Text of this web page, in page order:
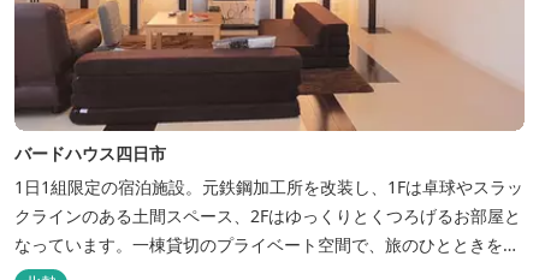
バードハウス四日市
1日1組限定の宿泊施設。元鉄鋼加工所を改装し、1Fは卓球やスラッ
クラインのある土間スペース、2Fはゆっくりとくつろげるお部屋と
なっています。一棟貸切のプライベート空間で、旅のひとときを過
ごしてみては。